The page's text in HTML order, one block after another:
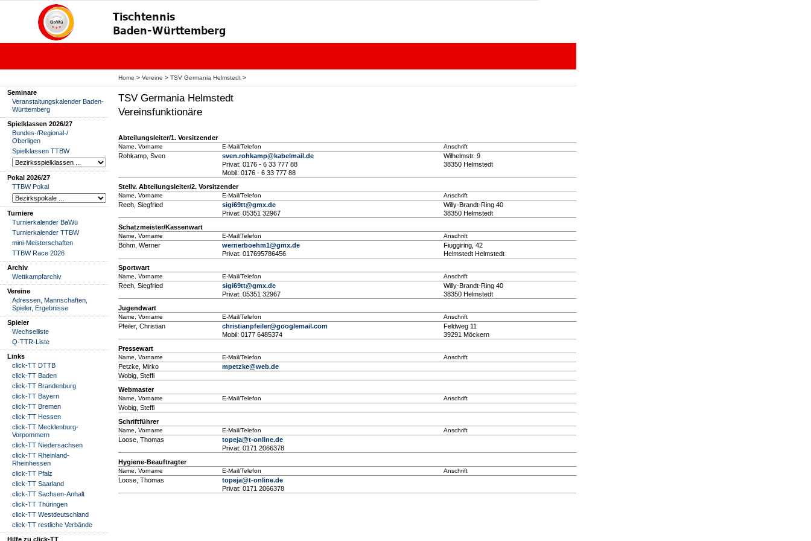
Home > Vereine > TSV Germania Helmstedt >
Seminare
Veranstaltungskalender Baden-
Württemberg
Spielklassen 2026/27
Bundes-/Regional-/
Oberligen
Spielklassen TTBW
Pokal 2026/27
TTBW Pokal
Turniere
Turnierkalender BaWü
Turnierkalender TTBW
mini-Meisterschaften
TTBW Race 2026
Archiv
Wettkampfarchiv
Vereine
Adressen, Mannschaften,
Spieler, Ergebnisse
Spieler
Wechselliste
Q-TTR-Liste
Links
click-TT DTTB
click-TT Baden
click-TT Brandenburg
click-TT Bayern
click-TT Bremen
click-TT Hessen
click-TT Mecklenburg-
Vorpommern
click-TT Niedersachsen
click-TT Rheinland-
Rheinhessen
click-TT Pfalz
click-TT Saarland
click-TT Sachsen-Anhalt
click-TT Thüringen
click-TT Westdeutschland
click-TT restliche Verbände
Hilfe zu click-TT
TSV Germania Helmstedt
Vereinsfunktionäre
Abteilungsleiter/1. Vorsitzender
Name, Vorname E-Mail/Telefon Anschrift
Rohkamp, Sven
sven.rohkamp@kabelmail.de
Privat: 0176 - 6 33 777 88
Mobil: 0176 - 6 33 777 88
Wilhelmstr. 9
38350 Helmstedt
Stellv. Abteilungsleiter/2. Vorsitzender
Name, Vorname E-Mail/Telefon Anschrift
Reeh, Siegfried
sigi69tt@gmx.de
Privat: 05351 32967
Willy-Brandt-Ring 40
38350 Helmstedt
Schatzmeister/Kassenwart
Name, Vorname E-Mail/Telefon Anschrift
Böhm, Werner
wernerboehm1@gmx.de
Privat: 017695786456
Fiuggiring, 42
Helmstedt Helmstedt
Sportwart
Name, Vorname E-Mail/Telefon Anschrift
Reeh, Siegfried
sigi69tt@gmx.de
Privat: 05351 32967
Willy-Brandt-Ring 40
38350 Helmstedt
Jugendwart
Name, Vorname E-Mail/Telefon Anschrift
Pfeiler, Christian
christianpfeiler@googlemail.com
Mobil: 0177 6485374
Feldweg 11
39291 Möckern
Pressewart
Name, Vorname E-Mail/Telefon Anschrift
Petzke, Mirko
mpetzke@web.de
Wobig, Steffi
Webmaster
Name, Vorname E-Mail/Telefon Anschrift
Wobig, Steffi
Schriftführer
Name, Vorname E-Mail/Telefon Anschrift
Loose, Thomas
topeja@t-online.de
Privat: 0171 2066378
Hygiene-Beauftragter
Name, Vorname E-Mail/Telefon Anschrift
Loose, Thomas
topeja@t-online.de
Privat: 0171 2066378